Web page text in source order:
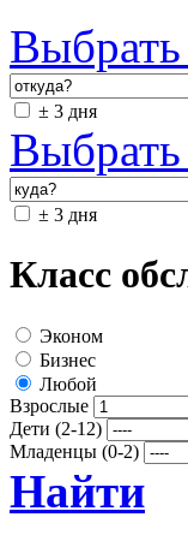
Выбрать
± 3 дня
Выбрать
± 3 дня
Класс
Эконом
Бизнес
Любой
Взрослые
Дети (2-12)
Младенцы (0-2)
Найти